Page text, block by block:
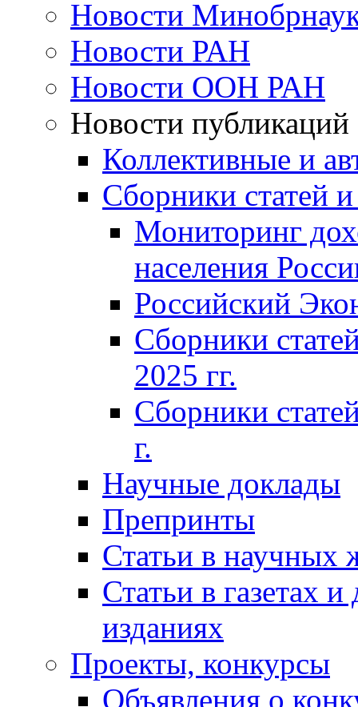
Новости
Новости РАН
Новости ООН РАН
Новости публикаций
Коллективные и
Сборники статей
Мониторинг
населения
Российский
Сборники
2025 гг.
Сборники
г.
Научные доклады
Препринты
Статьи в научных
Статьи в газетах
изданиях
Проекты, конкурсы
Объявления о